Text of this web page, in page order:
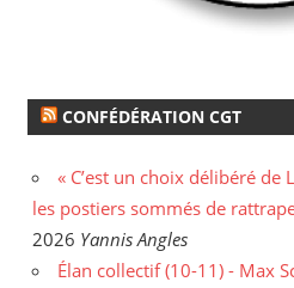
CONFÉDÉRATION CGT
« C’est un choix délibéré de
les postiers sommés de
2026 Yannis Angles
Élan collectif (10-11) - Max